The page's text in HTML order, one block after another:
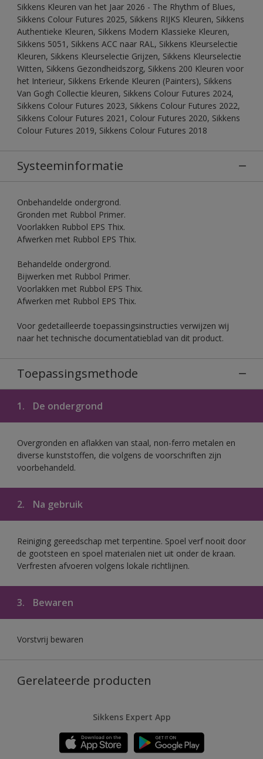
Sikkens Kleuren van het Jaar 2026 - The Rhythm of Blues,
Sikkens Colour Futures 2025, Sikkens RIJKS Kleuren, Sikkens
Authentieke Kleuren, Sikkens Modern Klassieke Kleuren,
Sikkens 5051, Sikkens ACC naar RAL, Sikkens Kleurselectie
Kleuren, Sikkens Kleurselectie Grijzen, Sikkens Kleurselectie
Witten, Sikkens Gezondheidszorg, Sikkens 200 Kleuren voor
het Interieur, Sikkens Erkende Kleuren (Painters), Sikkens
Van Gogh Collectie kleuren, Sikkens Colour Futures 2024,
Sikkens Colour Futures 2023, Sikkens Colour Futures 2022,
Sikkens Colour Futures 2021, Colour Futures 2020, Sikkens
Colour Futures 2019, Sikkens Colour Futures 2018
Systeeminformatie
Onbehandelde ondergrond.
Gronden met Rubbol Primer.
Voorlakken Rubbol EPS Thix.
Afwerken met Rubbol EPS Thix.
Behandelde ondergrond.
Bijwerken met Rubbol Primer.
Voorlakken met Rubbol EPS Thix.
Afwerken met Rubbol EPS Thix.
Voor gedetailleerde toepassingsinstructies verwijzen wij
naar het technische documentatieblad van dit product.
Toepassingsmethode
1. De ondergrond
Overgronden en aflakken van staal, non-ferro metalen en
diverse kunststoffen, die volgens de voorschriften zijn
voorbehandeld.
2. Na gebruik
Reiniging gereedschap met terpentine. Spoel verf nooit door
de gootsteen en spoel materialen niet uit onder de kraan.
Verfresten afvoeren volgens lokale richtlijnen.
3. Bewaren
Vorstvrij bewaren
Gerelateerde producten
Sikkens Expert App